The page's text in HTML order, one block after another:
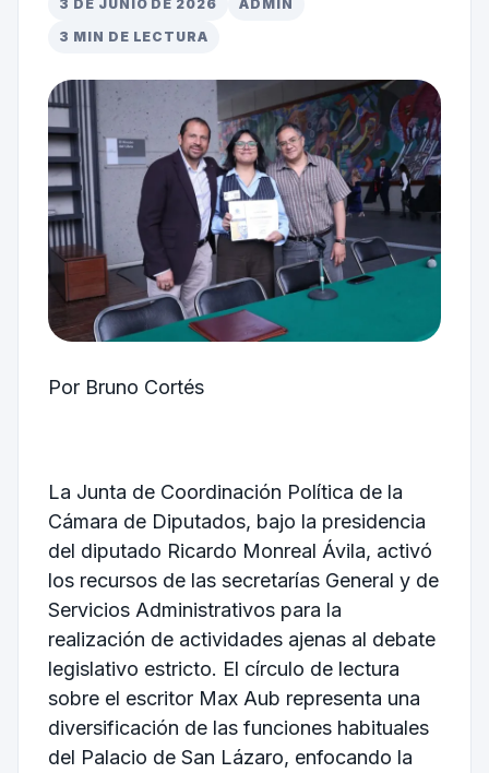
3 DE JUNIO DE 2026
ADMIN
3 MIN DE LECTURA
Por Bruno Cortés
La Junta de Coordinación Política de la
Cámara de Diputados, bajo la presidencia
del diputado Ricardo Monreal Ávila, activó
los recursos de las secretarías General y de
Servicios Administrativos para la
realización de actividades ajenas al debate
legislativo estricto. El círculo de lectura
sobre el escritor Max Aub representa una
diversificación de las funciones habituales
del Palacio de San Lázaro, enfocando la